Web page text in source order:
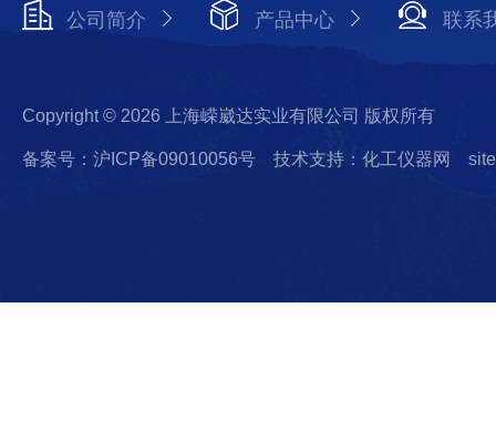
公司简介 产品中心 联系
Copyright © 2026 上海嵘崴达实业有限公司 版权所有
备案号：沪ICP备09010056号 技术支持：化工仪器网